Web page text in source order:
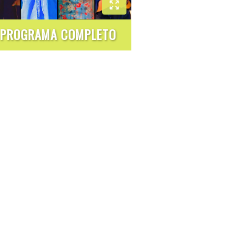
COMPLETO